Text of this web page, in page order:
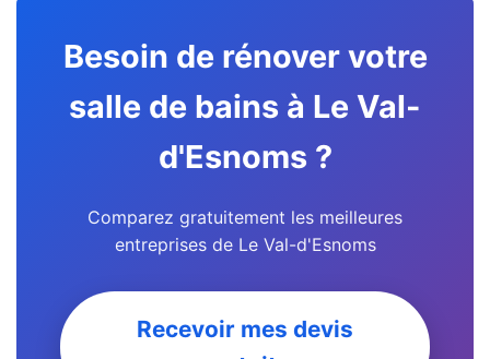
Besoin de rénover votre
salle de bains à Le Val-
d'Esnoms ?
Comparez gratuitement les meilleures
entreprises de Le Val-d'Esnoms
Recevoir mes devis